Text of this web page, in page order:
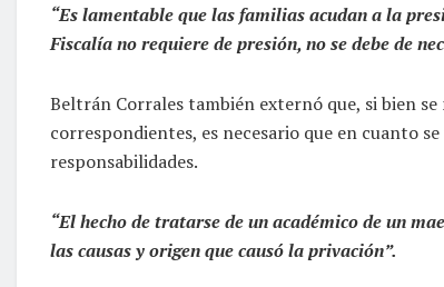
“Es lamentable que las familias acudan a la
Fiscalía no requiere de presión, no se debe de
Beltrán Corrales también externó que, si bien
correspondientes, es necesario que en cuanto
responsabilidades.
“El hecho de tratarse de un académico de un
las causas y origen que causó la privación”.